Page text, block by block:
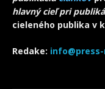
hlavný cieľ pri
cieleného publika v
Redake: